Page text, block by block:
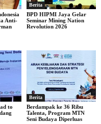
Anti-
Berita
BPD HIPMI Jaya Gelar
Seminar Mining Nation
Revolution 2026
to
Berita
Berdampak ke 36 Ribu
Talenta, Program MTN
Seni Budaya Diperluas